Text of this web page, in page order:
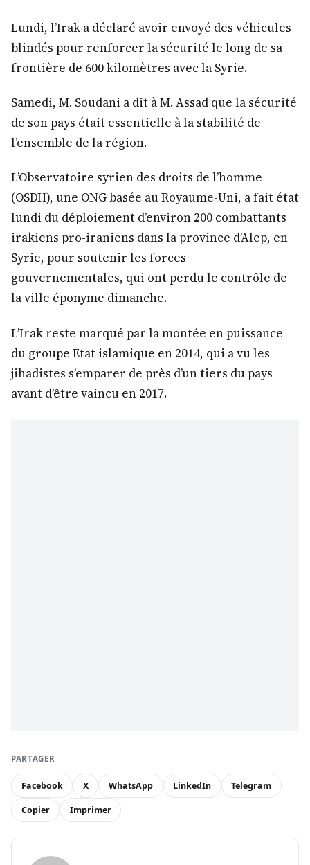
Lundi, l’Irak a déclaré avoir envoyé des véhicules
blindés pour renforcer la sécurité le long de sa
frontière de 600 kilomètres avec la Syrie.
Samedi, M. Soudani a dit à M. Assad que la sécurité
de son pays était essentielle à la stabilité de
l’ensemble de la région.
L’Observatoire syrien des droits de l’homme
(OSDH), une ONG basée au Royaume-Uni, a fait état
lundi du déploiement d’environ 200 combattants
irakiens pro-iraniens dans la province d’Alep, en
Syrie, pour soutenir les forces
gouvernementales, qui ont perdu le contrôle de
la ville éponyme dimanche.
L’Irak reste marqué par la montée en puissance
du groupe Etat islamique en 2014, qui a vu les
jihadistes s’emparer de près d’un tiers du pays
avant d’être vaincu en 2017.
PARTAGER
Facebook X WhatsApp LinkedIn Telegram
Copier Imprimer